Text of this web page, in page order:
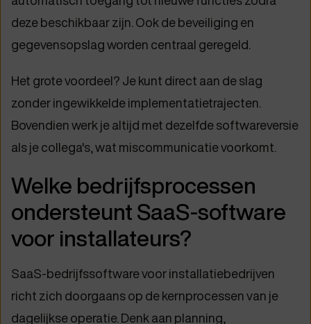
deze beschikbaar zijn. Ook de beveiliging en
gegevensopslag worden centraal geregeld.
Het grote voordeel? Je kunt direct aan de slag
zonder ingewikkelde implementatietrajecten.
Bovendien werk je altijd met dezelfde softwareversie
als je collega's, wat miscommunicatie voorkomt.
Welke bedrijfsprocessen
ondersteunt SaaS-software
voor installateurs?
SaaS-bedrijfssoftware voor installatiebedrijven
richt zich doorgaans op de kernprocessen van je
dagelijkse operatie. Denk aan planning,